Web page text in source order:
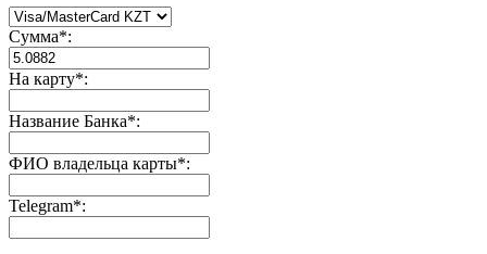
Сумма*:
На карту*:
Название Банка*:
ФИО владельца карты*:
Telegram*: